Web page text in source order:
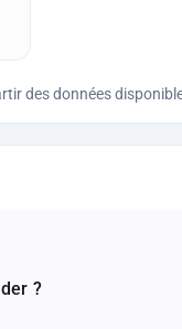
des données
?